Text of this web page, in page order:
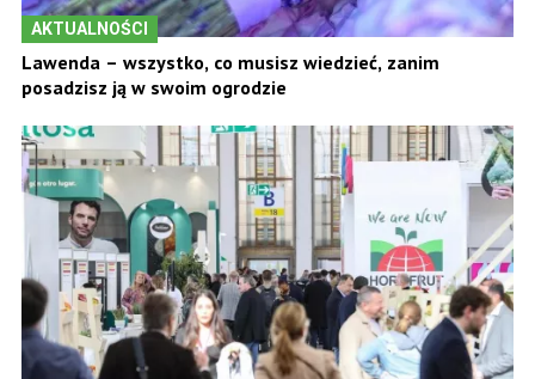
AKTUALNOŚCI
Lawenda – wszystko, co musisz wiedzieć, zanim
posadzisz ją w swoim ogrodzie